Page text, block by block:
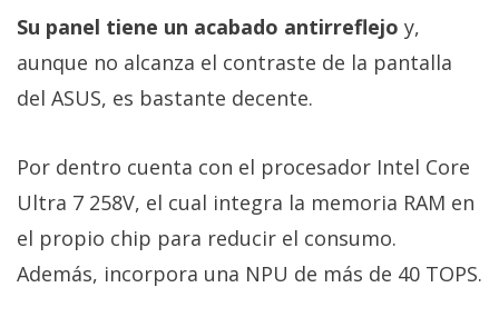
Su panel tiene un acabado antirreflejo y,
aunque no alcanza el contraste de la pantalla
del ASUS, es bastante decente.
Por dentro cuenta con el procesador Intel Core
Ultra 7 258V, el cual integra la memoria RAM en
el propio chip para reducir el consumo.
Además, incorpora una NPU de más de 40 TOPS.